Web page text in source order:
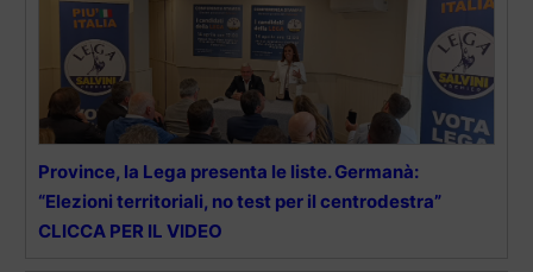
Province, la Lega presenta le liste. Germanà:
“Elezioni territoriali, no test per il centrodestra”
CLICCA PER IL VIDEO